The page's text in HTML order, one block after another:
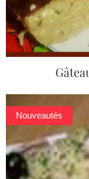
Nouveautés